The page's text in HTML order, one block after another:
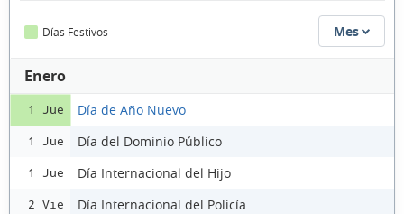
Días Festivos Mes
Enero
1 Jue Día de Año Nuevo
1 Jue Día del Dominio Público
1 Jue Día Internacional del Hijo
2 Vie Día Internacional del Policía